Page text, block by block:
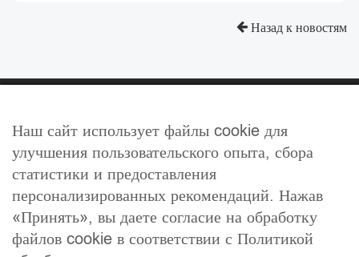
Назад к новостям
Тел. : +375-29-333-2-888
E-mail : info@allfin.by
Адрес
: Минск, ул. Тимирязева, 134, офис 82
Наш сайт использует файлы cookie для
улучшения пользовательского опыта, сбора
статистики и предоставления
персонализированных рекомендаций. Нажав
«Принять», вы даете согласие на обработку
файлов cookie в соответствии с Политикой